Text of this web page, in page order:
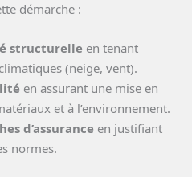
démarche :
structurelle en tenant
(neige, vent).
en assurant une mise en
et à l’environnement.
d’assurance en justifiant
normes.